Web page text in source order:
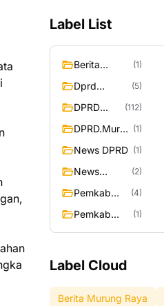
Label List
Berita
Raya
(1)
Dprd
Raya
(5)
DPRD
RAYA
(112)
DPRD.Murun (1)
News DPRD (1)
News
(2)
Pemkab
(4)
Pemkab
(1)
Label Cloud
Berita Murung Raya